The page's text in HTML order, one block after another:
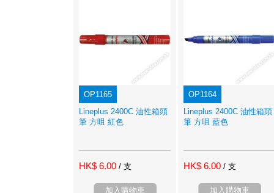
OP1165
Lineplus 2400C 油性箱頭
筆 方咀 紅色
HK$ 6.00 / 支
加入購物車
OP1164
Lineplus 2400C 油性箱頭
筆 方咀 藍色
HK$ 6.00 / 支
加入購物車